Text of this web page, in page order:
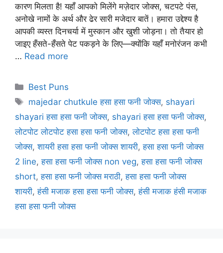
कारण मिलता है! यहाँ आपको मिलेंगे मज़ेदार जोक्स, चटपटे पंस,
अनोखे नामों के अर्थ और ढेर सारी मजेदार बातें। हमारा उद्देश्य है
आपकी व्यस्त दिनचर्या में मुस्कान और खुशी जोड़ना। तो तैयार हो
जाइए हँसते-हँसते पेट पकड़ने के लिए—क्योंकि यहाँ मनोरंजन कभी
… Read more
Categories
Best Puns
Tags
majedar chutkule हसा हसा फनी जोक्स, shayari
shayari हसा हसा फनी जोक्स, shayari हसा हसा फनी जोक्स,
लोटपोट लोटपोट हसा हसा फनी जोक्स,लोटपोट हसा हसा फनी
जोक्स,शायरी हसा हसा फनी जोक्स शायरी,हसा हसा फनी जोक्स
2 line,हसा हसा फनी जोक्स non veg,हसा हसा फनी जोक्स
short,हसा हसा फनी जोक्स मराठी,हसा हसा फनी जोक्स
शायरी,हंसी मजाक हसा हसा फनी जोक्स,हंसी मजाक हंसी मजाक
हसा हसा फनी जोक्स